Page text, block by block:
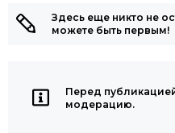
Здесь еще никто не
можете быть первым!
Перед
модерацию.